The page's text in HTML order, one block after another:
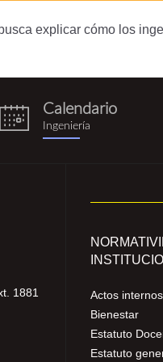
explicar cómo los
eventos.png
Calendario
Ingeniería
1881
Actos
Bienestar
Estatuto
Estatuto